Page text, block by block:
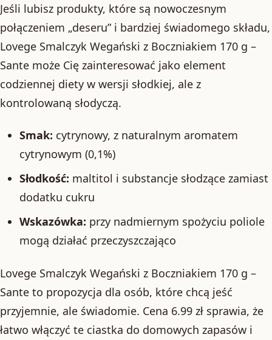
Jeśli lubisz produkty, które są nowoczesnym
połączeniem „deseru” i bardziej świadomego składu,
Lovege Smalczyk Wegański z Boczniakiem 170 g –
Sante może Cię zainteresować jako element
codziennej diety w wersji słodkiej, ale z
kontrolowaną słodyczą.
Smak: cytrynowy, z naturalnym aromatem
cytrynowym (0,1%)
Słodkość: maltitol i substancje słodzące zamiast
dodatku cukru
Wskazówka: przy nadmiernym spożyciu poliole
mogą działać przeczyszczająco
Lovege Smalczyk Wegański z Boczniakiem 170 g –
Sante to propozycja dla osób, które chcą jeść
przyjemnie, ale świadomie. Cena 6.99 zł sprawia, że
łatwo włączyć te ciastka do domowych zapasów i